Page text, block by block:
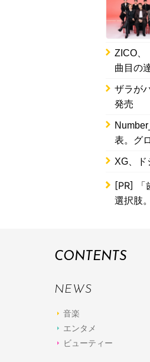
ZICO、
曲目の
ザラが
発売
表。グ
XG、ド
[PR]
選択肢。
CONTENTS
NEWS
音楽
エンタメ
ビューティー